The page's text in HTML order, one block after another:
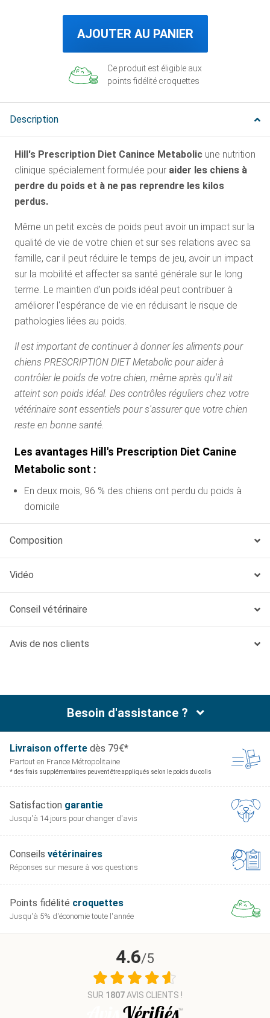
AJOUTER AU PANIER
Ce produit est éligible aux
points fidélité croquettes
Description
Hill's Prescription Diet Canince Metabolic une nutrition
clinique spécialement formulée pour aider les chiens à
perdre du poids et à ne pas reprendre les kilos
perdus.
Même un petit excès de poids peut avoir un impact sur la
qualité de vie de votre chien et sur ses relations avec sa
famille, car il peut réduire le temps de jeu, avoir un impact
sur la mobilité et affecter sa santé générale sur le long
terme. Le maintien d'un poids idéal peut contribuer à
améliorer l'espérance de vie en réduisant le risque de
pathologies liées au poids.
Il est important de continuer à donner les aliments pour
chiens PRESCRIPTION DIET Metabolic pour aider à
contrôler le poids de votre chien, même après qu'il ait
atteint son poids idéal. Des contrôles réguliers chez votre
vétérinaire sont essentiels pour s'assurer que votre chien
reste en bonne santé.
Les avantages Hill's Prescription Diet Canine
Metabolic sont :
En deux mois, 96 % des chiens ont perdu du poids à
domicile
Aide à la stabilisation pondérale après perte de poids
et fournit l'énergie nécessaire à une bonne activité
réduire excessivement la taille des portions
rassasiés et satisfaits
Composition
Vidéo
Conseil vétérinaire
Avis de nos clients
Besoin d'assistance ?
Livraison offerte dès 79€*
Partout en France Métropolitaine
* des frais supplémentaires peuvent être appliqués selon le poids du colis
Satisfaction garantie
Jusqu'à 14 jours pour changer d'avis
Conseils vétérinaires
Réponses sur mesure à vos questions
Points fidélité croquettes
Jusqu'à 5% d'économie toute l'année
4.6/5
SUR 1807AVIS CLIENTS !